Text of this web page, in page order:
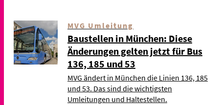
MVG Umleitung
Baustellen in München: Diese
Änderungen gelten jetzt für Bus
136, 185 und 53
MVG ändert in München die Linien 136, 185
und 53. Das sind die wichtigsten
Umleitungen und Haltestellen.